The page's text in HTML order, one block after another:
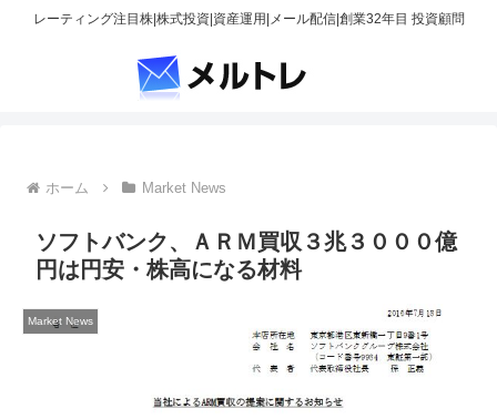
レーティング注目株|株式投資|資産運用|メール配信|創業32年目 投資顧問
ホーム Market News
ソフトバンク、ＡＲＭ買収３兆３０００億
円は円安・株高になる材料
Market News